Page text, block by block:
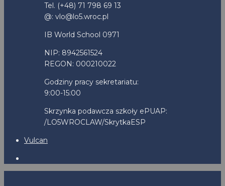
Tel. (+48) 71 798 69 13
@: vlo@lo5.wroc.pl
IB World School 0971
NIP: 8942561524
REGON: 000210022
Godziny pracy sekretariatu:
9:00-15:00
Skrzynka podawcza szkoły ePUAP:
/LO5WROCLAW/SkrytkaESP
Vulcan